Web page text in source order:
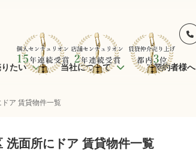
たい 当社について ご契約者様へ
ア 賃貸物件一覧
洗面所にドア 賃貸物件一覧